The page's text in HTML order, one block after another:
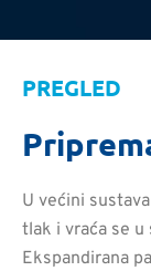
PREGLED
U većini
tlak i vraća se
Ekspandirana